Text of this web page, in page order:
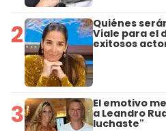
2 Quiénes
Viale para el
exitosos
3 El emotivo
a Leandro
luchaste"